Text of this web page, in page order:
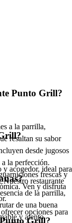
Punto Grill?
a la parrilla,
resaltan su sabor
desde jugosos
a la perfección.
frescas y
Ven y disfruta
acogedor, ideal para
restaurante
de la parrilla,
de una buena
y atento,
opciones para
Punto Grill?